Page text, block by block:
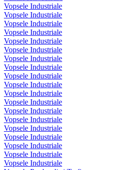
Vopsele Industriale
Vopsele Industriale
Vopsele Industriale
Vopsele Industriale
Vopsele Industriale
Vopsele Industriale
Vopsele Industriale
Vopsele Industriale
Vopsele Industriale
Vopsele Industriale
Vopsele Industriale
Vopsele Industriale
Vopsele Industriale
Vopsele Industriale
Vopsele Industriale
Vopsele Industriale
Vopsele Industriale
Vopsele Industriale
Vopsele Industriale